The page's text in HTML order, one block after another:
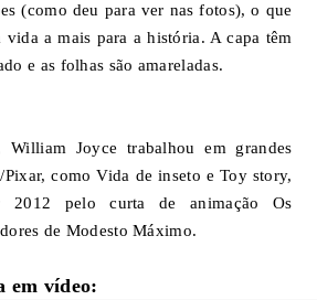
(como deu para ver nas fotos), o que
vida a mais para a história. A capa têm
e as folhas são amareladas.
William Joyce trabalhou em grandes
como Vida de inseto e Toy story,
2012 pelo curta de animação Os
de Modesto Máximo.
em vídeo: